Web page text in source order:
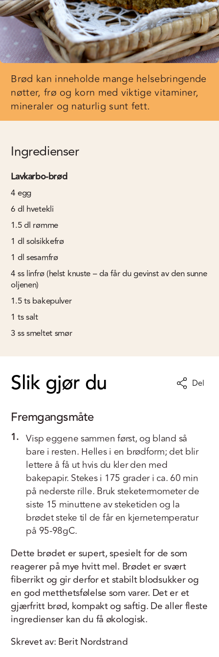
Brød kan inneholde mange helsebringende
nøtter, frø og korn med viktige vitaminer,
mineraler og naturlig sunt fett.
Ingredienser
Lavkarbo-brød
4egg
6dl hvetekli
1.5dl rømme
1 dlsolsikkefrø
1 dlsesamfrø
4ss linfrø (helst knuste – da får du gevinst av den sunne
oljenen)
1.5ts bakepulver
1 tssalt
3sssmeltet smør
Slik gjør du Del
Fremgangsmåte
1. Visp eggene sammen først, og bland så
bare i resten. Helles i en brødform; det blir
lettere å få ut hvis du kler den med
bakepapir. Stekes i 175 grader i ca. 60 min
på nederste rille. Bruk steketermometer de
siste 15 minuttene av steketiden og la
brødet steke til de får en kjernetemperatur
på 95-98gC.
Dette brødet er supert, spesielt for de som
reagerer på mye hvitt mel. Brødet er svært
fiberrikt og gir derfor et stabilt blodsukker og
en god metthetsfølelse som varer. Det er et
gjærfritt brød, kompakt og saftig. De aller fleste
ingredienser kan du få økologisk.
Skrevet av: Berit Nordstrand